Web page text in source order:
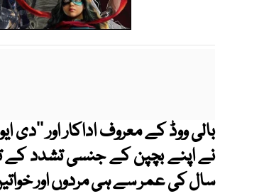
بالی ووڈ کے معروف اداکار اور
سال کی عمر سے ہی مردوں اور